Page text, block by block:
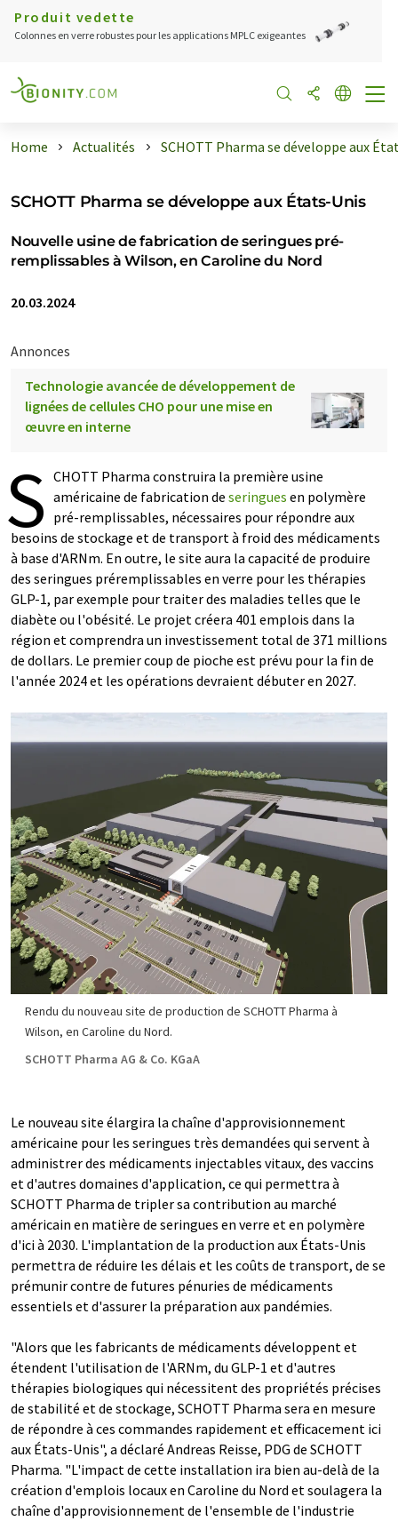
Produit vedette
Colonnes en verre robustes pour les applications MPLC exigeantes
Home Actualités SCHOTT Pharma se développe aux
SCHOTT Pharma se développe aux États-Unis
Nouvelle usine de fabrication de seringues pré-
remplissables à Wilson, en Caroline du Nord
20.03.2024
Annonces
Technologie avancée de développement de
lignées de cellules CHO pour une mise en
œuvre en interne
S CHOTT Pharma construira la première usine
américaine de fabrication de seringues en polymère
pré-remplissables, nécessaires pour répondre aux
besoins de stockage et de transport à froid des médicaments
à base d'ARNm. En outre, le site aura la capacité de produire
des seringues préremplissables en verre pour les thérapies
GLP-1, par exemple pour traiter des maladies telles que le
diabète ou l'obésité. Le projet créera 401 emplois dans la
région et comprendra un investissement total de 371 millions
de dollars. Le premier coup de pioche est prévu pour la fin de
l'année 2024 et les opérations devraient débuter en 2027.
Rendu du nouveau site de production de SCHOTT Pharma à
Wilson, en Caroline du Nord.
SCHOTT Pharma AG & Co. KGaA
Le nouveau site élargira la chaîne d'approvisionnement
américaine pour les seringues très demandées qui servent à
administrer des médicaments injectables vitaux, des vaccins
et d'autres domaines d'application, ce qui permettra à
SCHOTT Pharma de tripler sa contribution au marché
américain en matière de seringues en verre et en polymère
d'ici à 2030. L'implantation de la production aux États-Unis
permettra de réduire les délais et les coûts de transport, de se
prémunir contre de futures pénuries de médicaments
essentiels et d'assurer la préparation aux pandémies.
"Alors que les fabricants de médicaments développent et
étendent l'utilisation de l'ARNm, du GLP-1 et d'autres
thérapies biologiques qui nécessitent des propriétés précises
de stabilité et de stockage, SCHOTT Pharma sera en mesure
de répondre à ces commandes rapidement et efficacement ici
aux États-Unis", a déclaré Andreas Reisse, PDG de SCHOTT
Pharma. "L'impact de cette installation ira bien au-delà de la
création d'emplois locaux en Caroline du Nord et soulagera la
chaîne d'approvisionnement de l'ensemble de l'industrie